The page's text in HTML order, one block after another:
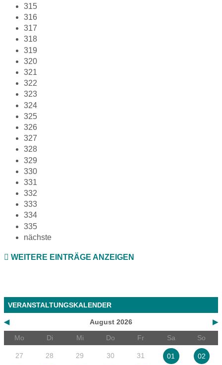
315
316
317
318
319
320
321
322
323
324
325
326
327
328
329
330
331
332
333
334
335
nächste
WEITERE EINTRÄGE ANZEIGEN
VERANSTALTUNGSKALENDER
◀ ▶
August 2026
Mo
Di Mi Do Fr Sa So
27 28 29 30 31 01 02